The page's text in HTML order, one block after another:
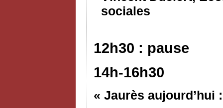
sociales
12h30 : pause
14h-16h30
« Jaurès aujourd’hui